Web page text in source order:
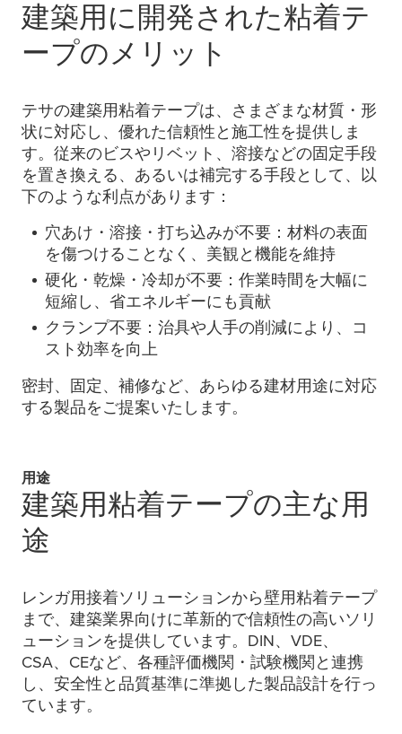
建築用に開発された粘着テ
ープのメリット
テサの建築用粘着テープは、さまざまな材質・形
状に対応し、優れた信頼性と施工性を提供しま
す。従来のビスやリベット、溶接などの固定手段
を置き換える、あるいは補完する手段として、以
下のような利点があります：
穴あけ・溶接・打ち込みが不要：材料の表面
を傷つけることなく、美観と機能を維持
硬化・乾燥・冷却が不要：作業時間を大幅に
短縮し、省エネルギーにも貢献
クランプ不要：治具や人手の削減により、コ
スト効率を向上
密封、固定、補修など、あらゆる建材用途に対応
する製品をご提案いたします。
用途
建築用粘着テープの主な用
途
レンガ用接着ソリューションから壁用粘着テープ
まで、建築業界向けに革新的で信頼性の高いソリ
ューションを提供しています。DIN、VDE、
CSA、CEなど、各種評価機関・試験機関と連携
し、安全性と品質基準に準拠した製品設計を行っ
ています。